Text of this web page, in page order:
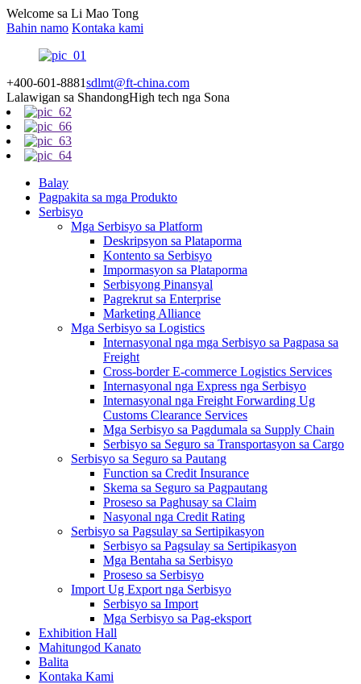
Welcome sa Li Mao Tong
Bahin namo Kontaka kami
+400-601-8881sdlmt@ft-china.com
Lalawigan sa ShandongHigh tech nga Sona
Balay
Pagpakita sa mga Produkto
Serbisyo
Mga Serbisyo sa Platform
Deskripsyon sa Plataporma
Kontento sa Serbisyo
Impormasyon sa Plataporma
Serbisyong Pinansyal
Pagrekrut sa Enterprise
Marketing Alliance
Mga Serbisyo sa Logistics
Internasyonal nga mga Serbisyo sa Pagpasa sa
Freight
Cross-border E-commerce Logistics Services
Internasyonal nga Express nga Serbisyo
Internasyonal nga Freight Forwarding Ug
Customs Clearance Services
Mga Serbisyo sa Pagdumala sa Supply Chain
Serbisyo sa Seguro sa Transportasyon sa Cargo
Serbisyo sa Seguro sa Pautang
Function sa Credit Insurance
Skema sa Seguro sa Pagpautang
Proseso sa Paghusay sa Claim
Nasyonal nga Credit Rating
Serbisyo sa Pagsulay sa Sertipikasyon
Serbisyo sa Pagsulay sa Sertipikasyon
Mga Bentaha sa Serbisyo
Proseso sa Serbisyo
Import Ug Export nga Serbisyo
Serbisyo sa Import
Mga Serbisyo sa Pag-eksport
Exhibition Hall
Mahitungod Kanato
Balita
Kontaka Kami